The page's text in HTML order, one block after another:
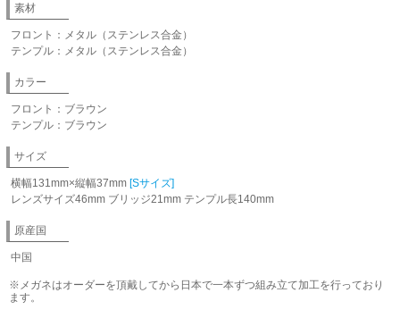
素材
フロント：メタル（ステンレス合金）
テンプル：メタル（ステンレス合金）
カラー
フロント：ブラウン
テンプル：ブラウン
サイズ
横幅131mm×縦幅37mm [Sサイズ]
レンズサイズ46mm ブリッジ21mm テンプル長140mm
原産国
中国
※メガネはオーダーを頂戴してから日本で一本ずつ組み立て加工を行っており
ます。